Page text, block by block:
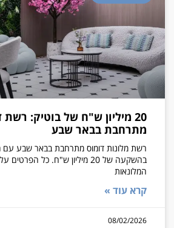
20 מיליון ש"ח של בוטיק: רשת
מתרחבת בבאר שבע
רשת מלונות דומוס מתרחבת בבאר שבע עם
בהשקעה של 20 מיליון ש"ח. כל
המלונאות
קרא עוד »
08/02/2026